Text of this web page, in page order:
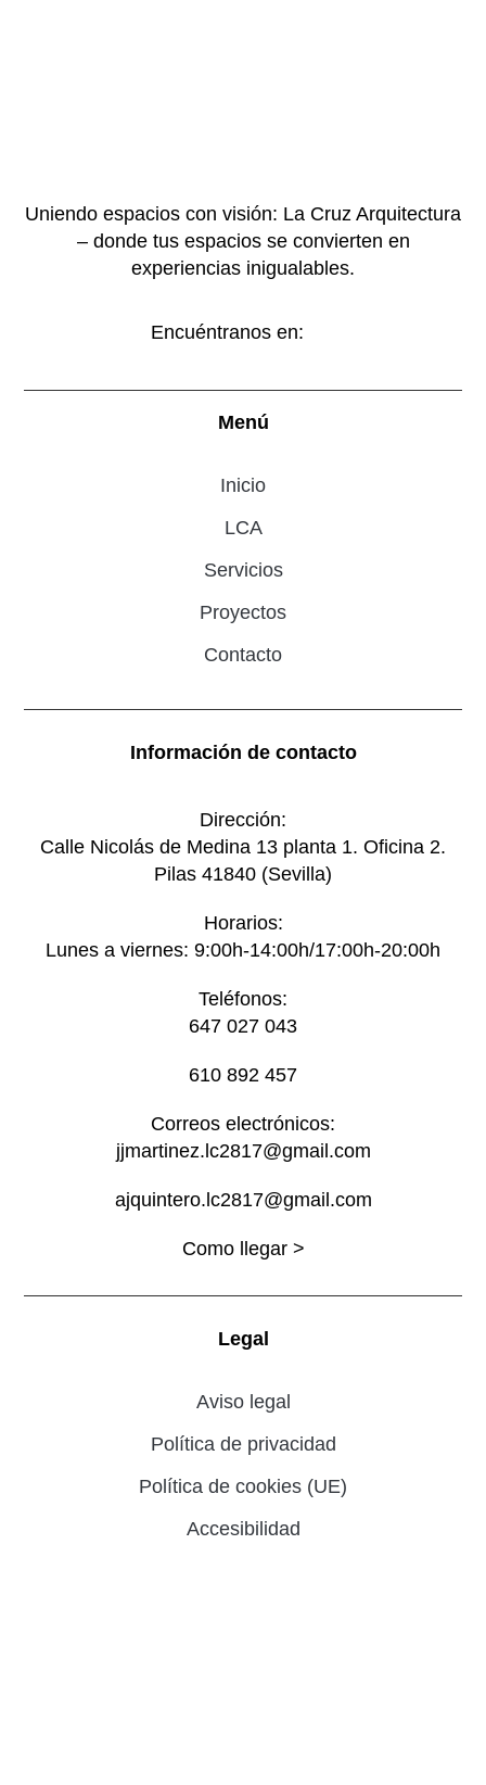
Uniendo espacios con visión: La Cruz Arquitectura
– donde tus espacios se convierten en
experiencias inigualables.
Encuéntranos en:
Menú
Inicio
LCA
Servicios
Proyectos
Contacto
Información de contacto
Dirección:
Calle Nicolás de Medina 13 planta 1. Oficina 2.
Pilas 41840 (Sevilla)
Horarios:
Lunes a viernes: 9:00h-14:00h/17:00h-20:00h
Teléfonos:
647 027 043
610 892 457
Correos electrónicos:
jjmartinez.lc2817@gmail.com
ajquintero.lc2817@gmail.com
Como llegar >
Legal
Aviso legal
Política de privacidad
Política de cookies (UE)
Accesibilidad